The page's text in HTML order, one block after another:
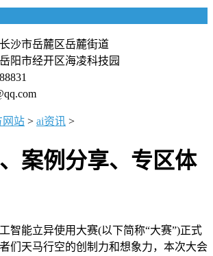
沙市岳麓区岳麓街道
阳市经开区海凌科技园
网站 > ai资讯 >
案例分享、专区体
能立异使用大赛(以下简称“大赛”)正式
们天马行空的创制力和想象力，本次大会